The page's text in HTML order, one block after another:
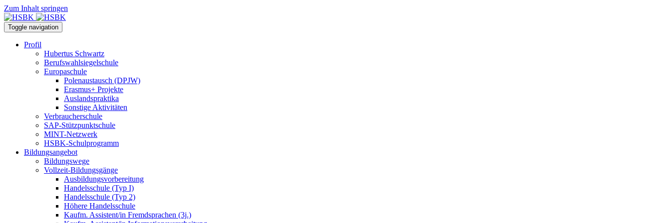
Zum Inhalt springen
Toggle navigation
Profil
Hubertus Schwartz
Berufswahlsiegelschule
Europaschule
Polenaustausch (DPJW)
Erasmus+ Projekte
Auslandspraktika
Sonstige Aktivitäten
Verbraucherschule
SAP-Stützpunktschule
MINT-Netzwerk
HSBK-Schulprogramm
Bildungsangebot
Bildungswege
Vollzeit-Bildungsgänge
Ausbildungsvorbereitung
Handelsschule (Typ I)
Handelsschule (Typ 2)
Höhere Handelsschule
Kaufm. Assistent/in­ Fremdsprachen (3j.)